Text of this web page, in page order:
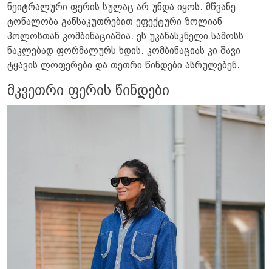
ნეიტრალური ფერის სულაც არ უნდა იყოს. მწვანე
ტონალობა განსაკუთრებით ეფექტური ზოლიან
პოლოსთან კომბინაციაშია. ეს უკანასკნელი სამოსს
ნაკლებად ფორმალურს ხდის. კომბინაციას კი შავი
ტყავის ლოფერები და თეთრი წინდები ასრულებენ.
მკვეთრი ფერის წინდები